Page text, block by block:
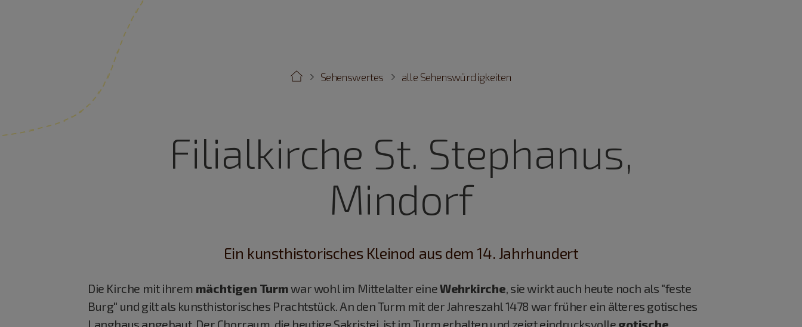
alle Sehenswürdigkeiten
Sehenswertes
Filialkirche St. Stephanus,
Mindorf
Ein kunsthistorisches Kleinod aus dem 14. Jahrhundert
Die Kirche mit ihrem mächtigen Turmwar wohl im Mittelalter eineWehrkirche, sie wirkt auch heute noch als "feste
Burg" und gilt als kunsthistorisches Prachtstück. An den Turm mit der Jahreszahl 1478 war früher ein älteres gotisches
Langhaus angebaut. Der Chorraum, die heutige Sakristei, ist im Turm erhalten und zeigt eindrucksvolle gotische